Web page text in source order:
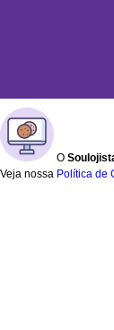
O
Veja nossa Política de